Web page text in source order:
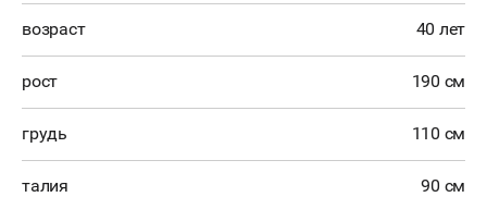
возраст 40 лет
рост 190 см
грудь 110 см
талия 90 см